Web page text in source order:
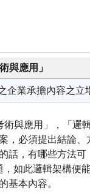
與應用」
企業承擔內容之立
術與應用」，「邏
，必須提出結論、
話，有哪些方法可
如此邏輯架構便
基本內容。